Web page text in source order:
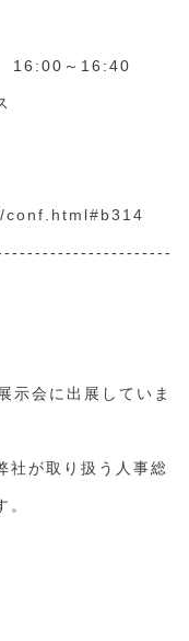
～16:40
示会に出展していま
社が取り扱う人事総
。